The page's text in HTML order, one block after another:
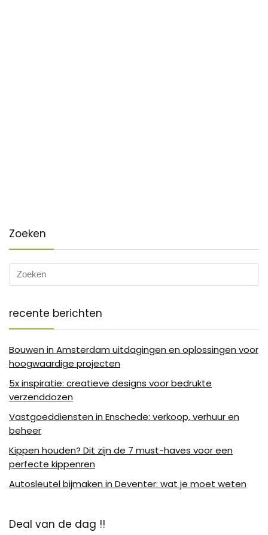
Zoeken
recente berichten
Bouwen in Amsterdam uitdagingen en oplossingen voor
hoogwaardige projecten
5x inspiratie: creatieve designs voor bedrukte
verzenddozen
Vastgoeddiensten in Enschede: verkoop, verhuur en
beheer
Kippen houden? Dit zijn de 7 must-haves voor een
perfecte kippenren
Autosleutel bijmaken in Deventer: wat je moet weten
Deal van de dag !!